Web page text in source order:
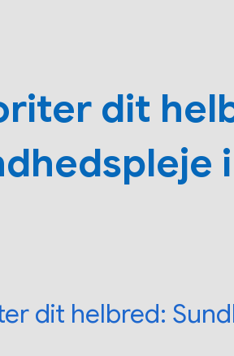
dit
dit helbred: